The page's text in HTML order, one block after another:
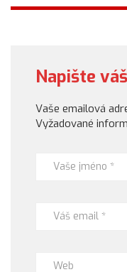
Napište
Vaše emailová
Vyžadované